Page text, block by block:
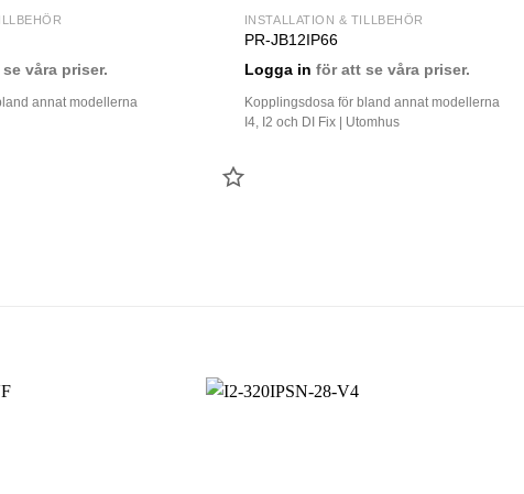
våra priser.
annat modellerna
INSTALLATION & TILLBEHÖR
PR-JB12IP66
Logga in för att se våra priser.
Kopplingsdosa för bland annat modellerna
I4, I2 och DI Fix | Utomhus